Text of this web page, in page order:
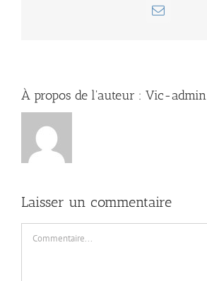
Email
À propos de l'auteur : Vic-admin
Laisser un commentaire